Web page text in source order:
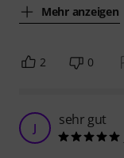
Mehr anzeigen
2 0
J sehr gut